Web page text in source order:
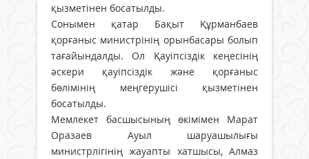
қызметінен босатылды.
Сонымен қатар Бақыт Құрманбаев
қорғаныс министрінің орынбасары болып
тағайындалды. Ол Қауіпсіздік кеңесінің
әскери қауіпсіздік және қорғаныс
бөлімінің меңгерушісі қызметінен
босатылды.
Мемлекет басшысының өкімімен Марат
Оразаев Ауыл шаруашылығы
министрлігінің жауапты хатшысы, Алмаз